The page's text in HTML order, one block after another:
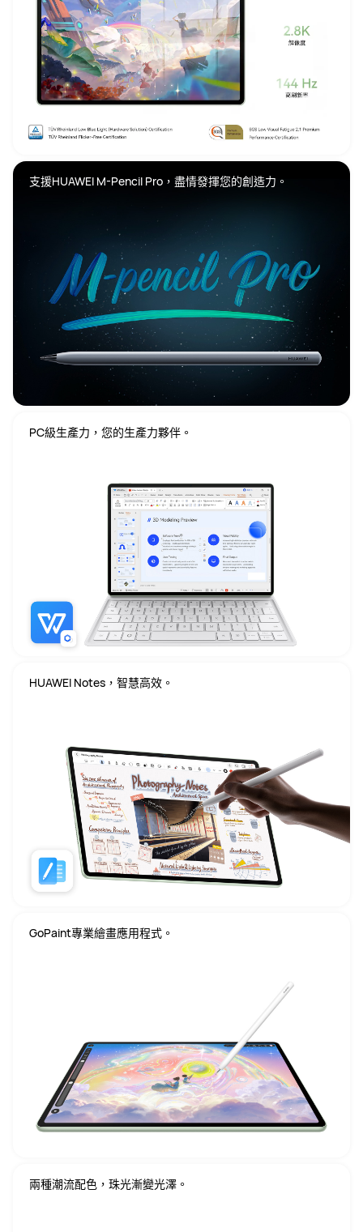
支援HUAWEI M-Pencil Pro，盡情發揮您的創造力。
PC級生產力，您的生產力夥伴。
HUAWEI Notes，智慧高效。
GoPaint專業繪畫應用程式。
兩種潮流配色，珠光漸變光澤。